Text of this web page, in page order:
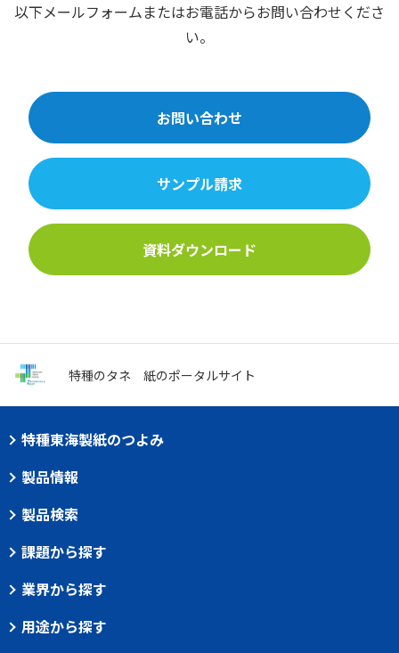
以下メールフォームまたはお電話からお問い合わせくださ
い。
お問い合わせ
サンプル請求
資料ダウンロード
特種のタネ 紙のポータルサイト
特種東海製紙のつよみ
製品情報
製品検索
課題から探す
業界から探す
用途から探す